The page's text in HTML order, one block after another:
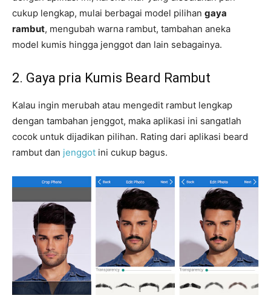
cukup lengkap, mulai berbagai model pilihan gaya
rambut, mengubah warna rambut, tambahan aneka
model kumis hingga jenggot dan lain sebagainya.
2. Gaya pria Kumis Beard Rambut
Kalau ingin merubah atau mengedit rambut lengkap
dengan tambahan jenggot, maka aplikasi ini sangatlah
cocok untuk dijadikan pilihan. Rating dari aplikasi beard
rambut dan jenggot ini cukup bagus.